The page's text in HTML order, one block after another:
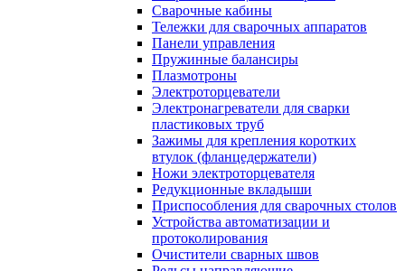
Сварочные кабины
Тележки для сварочных аппаратов
Панели управления
Пружинные балансиры
Плазмотроны
Электроторцеватели
Электронагреватели для сварки
пластиковых труб
Зажимы для крепления коротких
втулок (фланцедержатели)
Ножи электроторцевателя
Редукционные вкладыши
Приспособления для сварочных столов
Устройства автоматизации и
протоколирования
Очистители сварных швов